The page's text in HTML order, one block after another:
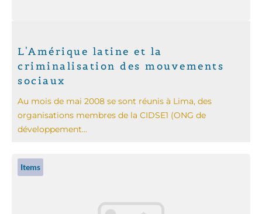
L'Amérique latine et la
criminalisation des mouvements
sociaux
Au mois de mai 2008 se sont réunis à Lima, des
organisations membres de la CIDSE1 (ONG de
développement...
Items